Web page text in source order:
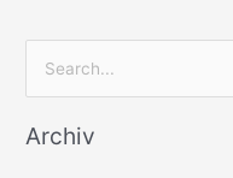
c
Archiv